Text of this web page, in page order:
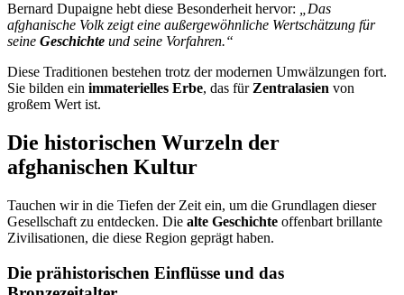
Bernard Dupaigne hebt diese Besonderheit hervor:
„Das
afghanische Volk zeigt eine außergewöhnliche Wertschätzung für
seine Geschichte und seine Vorfahren.“
Diese Traditionen bestehen trotz der modernen Umwälzungen fort.
Sie bilden ein immaterielles Erbe, das für Zentralasien von
großem Wert ist.
Die historischen Wurzeln der
afghanischen Kultur
Tauchen wir in die Tiefen der Zeit ein, um die Grundlagen dieser
Gesellschaft zu entdecken. Die alte Geschichte offenbart brillante
Zivilisationen, die diese Region geprägt haben.
Die prähistorischen Einflüsse und das